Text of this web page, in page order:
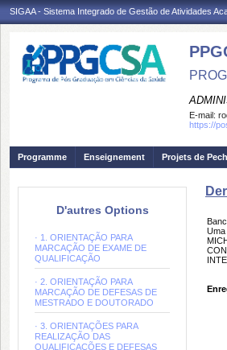
SIGAA - Sistema Integrado de Gestão de Atividades
E-mail:
https://
Programme Enseignement Projets de
D'autres Options
· 1. ORIENTAÇÃO PARA
MARCAÇÃO DE EXAME DE
QUALIFICAÇÃO
· 2. ORIENTAÇÃO PARA
MARCAÇÃO DE DEFESAS DE
MESTRADO E DOUTORADO
· 3. ORIENTAÇÕES PARA
REALIZAÇÃO DAS
QUALIFICAÇÕES E DEFESAS